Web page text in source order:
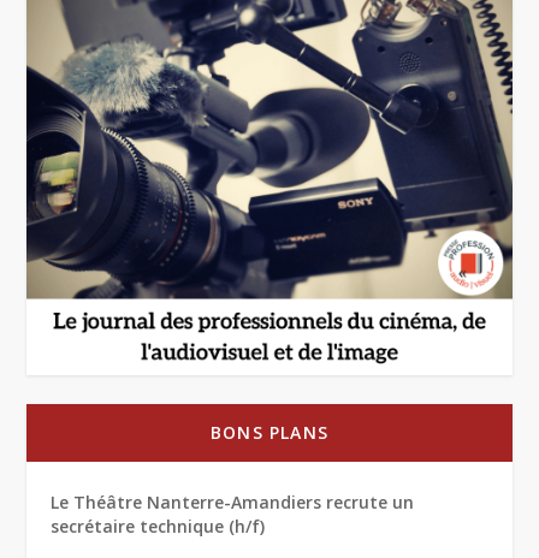
BONS PLANS
Le Théâtre Nanterre-Amandiers recrute un
secrétaire technique (h/f)